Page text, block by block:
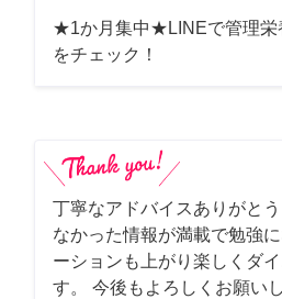
★1か月集中★LINEで管理栄
をチェック！
丁寧なアドバイスありがと
なかった情報が満載で勉強
ーションも上がり楽しくダ
す。 今後もよろしくお願いし